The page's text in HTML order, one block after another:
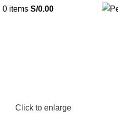
0 items S/0.00
Click to enlarge